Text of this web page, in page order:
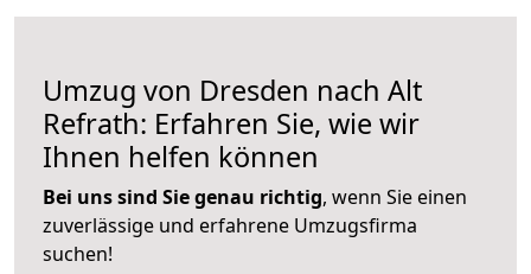
Umzug von Dresden nach Alt
Refrath: Erfahren Sie, wie wir
Ihnen helfen können
Bei uns sind Sie genau richtig, wenn Sie einen
zuverlässige und erfahrene Umzugsfirma
suchen!